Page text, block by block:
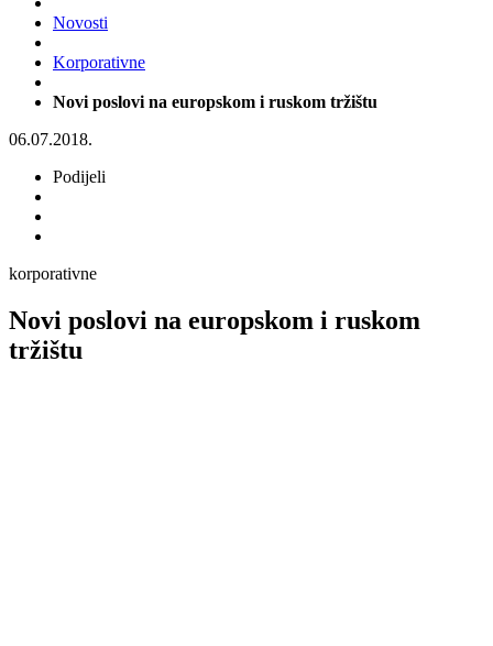
Novosti
Korporativne
Novi poslovi na europskom i ruskom tržištu
06.07.2018.
Podijeli
korporativne
Novi poslovi na europskom i ruskom
tržištu